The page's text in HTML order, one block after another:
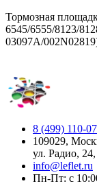
Тормозная
6545/6555/8123/
03097A/
8 (499) 110-
109029,
ул. Радио, 24,
info@leflet.ru
Пн-Пт: с